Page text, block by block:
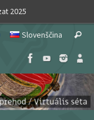
2025
Slovenščina Search